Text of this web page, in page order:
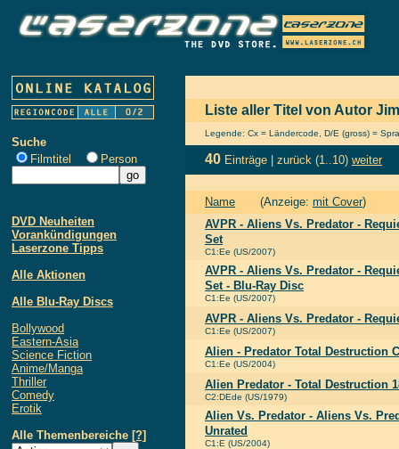
Suche
Filmtitel
Person
DVD Neuheiten
Vorankündigungen
Laserzone Tipps
Alle Aktionen
Alle Blu-Ray Discs
Bollywood
Eastern-Asia
Science Fiction
Anime/Manga
Thriller
Comedy
Erotik
Alle Themenbereiche [?]
Liste aller Titel von Autor
Legende: Cx = Ländercode, D/E (gross) =
40 Einträge | zurück (1..10) weiter
Name (Anzeige: mit Cover)
AVPR - Aliens Vs. Predator -
Set
C1:Ee (US/2007)
AVPR - Aliens Vs. Predator -
Set - Blu-Ray Disc
C1:Ee (US/2007)
AVPR - Aliens Vs. Predator -
C1:Ee (US/2007)
Alien - Predator Total Destruction
C1:Ee (US/2004)
Alien Predator - Total Destruction
C2:DEde (US/1979)
Alien Vs. Predator - Aliens Vs.
Unrated
C1:E (US/2004)